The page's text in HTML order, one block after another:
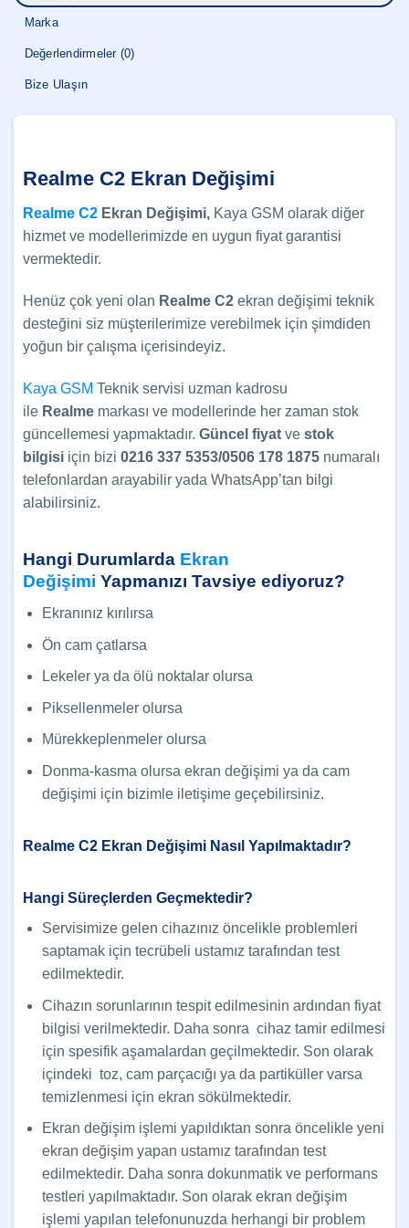
Marka
Değerlendirmeler (0)
Bize Ulaşın
Realme C2 Ekran Değişimi
Realme C2 Ekran Değişimi, Kaya GSM olarak diğer
hizmet ve modellerimizde en uygun fiyat garantisi
vermektedir.
Henüz çok yeni olan Realme C2 ekran değişimi teknik
desteğini siz müşterilerimize verebilmek için şimdiden
yoğun bir çalışma içerisindeyiz.
Kaya GSM Teknik servisi uzman kadrosu
ile Realme markası ve modellerinde her zaman stok
güncellemesi yapmaktadır. Güncel fiyat ve stok
bilgisi için bizi 0216 337 5353/0506 178 1875 numaralı
telefonlardan arayabilir yada WhatsApp’tan bilgi
alabilirsiniz.
Hangi Durumlarda Ekran
Değişimi Yapmanızı Tavsiye ediyoruz?
Ekranınız kırılırsa
Ön cam çatlarsa
Lekeler ya da ölü noktalar olursa
Piksellenmeler olursa
Mürekkeplenmeler olursa
Donma-kasma olursa ekran değişimi ya da cam
değişimi için bizimle iletişime geçebilirsiniz.
Realme C2 Ekran Değişimi Nasıl Yapılmaktadır?
Hangi Süreçlerden Geçmektedir?
Servisimize gelen cihazınız öncelikle problemleri
saptamak için tecrübeli ustamız tarafından test
edilmektedir.
Cihazın sorunlarının tespit edilmesinin ardından fiyat
bilgisi verilmektedir. Daha sonra cihaz tamir edilmesi
için spesifik aşamalardan geçilmektedir. Son olarak
içindeki toz, cam parçacığı ya da partiküller varsa
temizlenmesi için ekran sökülmektedir.
Ekran değişim işlemi yapıldıktan sonra öncelikle yeni
ekran değişim yapan ustamız tarafından test
edilmektedir. Daha sonra dokunmatik ve performans
testleri yapılmaktadır. Son olarak ekran değişim
işlemi yapılan telefonunuzda herhangi bir problem